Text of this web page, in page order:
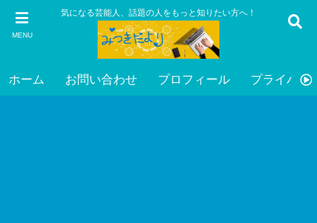
MENU
気になる芸能人、話題の人をもっと知りたい方へ！
ホーム お問い合わせ プロフィール プライバシ